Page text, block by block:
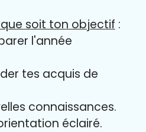
soit ton objectif :
l'année
tes acquis de
connaissances.
éclairé.